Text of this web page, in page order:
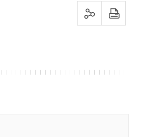
sns 공유하기 프린트하기